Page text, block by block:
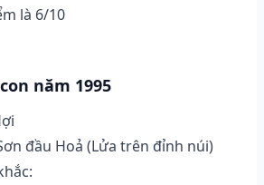
là 6/10
năm 1995
đầu Hoả (Lửa trên đỉnh núi)